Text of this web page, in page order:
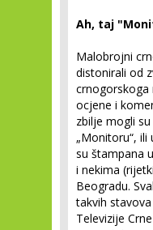
Ah, taj
Malobrojni
distonirali od
crnogorskoga
ocjene i
zbilje mogli
„Monitoru“,
su štampana
i nekima
Beogradu.
takvih
Televizije